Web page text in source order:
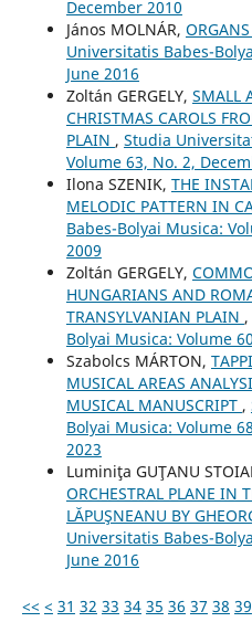
December 2010
János MOLNÁR,
Universitatis Babes-
June 2016
Zoltán GERGELY, SMALL
CHRISTMAS CAROLS
PLAIN , Studia
Volume 63, No. 2,
Ilona SZENIK, THE
MELODIC PATTERN IN
Babes-Bolyai Musica:
2009
Zoltán GERGELY,
HUNGARIANS AND
TRANSYLVANIAN PLAIN ,
Bolyai Musica: Volume
Szabolcs MÁRTON,
MUSICAL AREAS
MUSICAL MANUSCRIPT ,
Bolyai Musica: Volume
2023
Luminiţa GUŢANU
ORCHESTRAL PLANE IN
LĂPUŞNEANU BY
Universitatis Babes-
June 2016
<< < 31 32 33 34 35 36 37 38 39